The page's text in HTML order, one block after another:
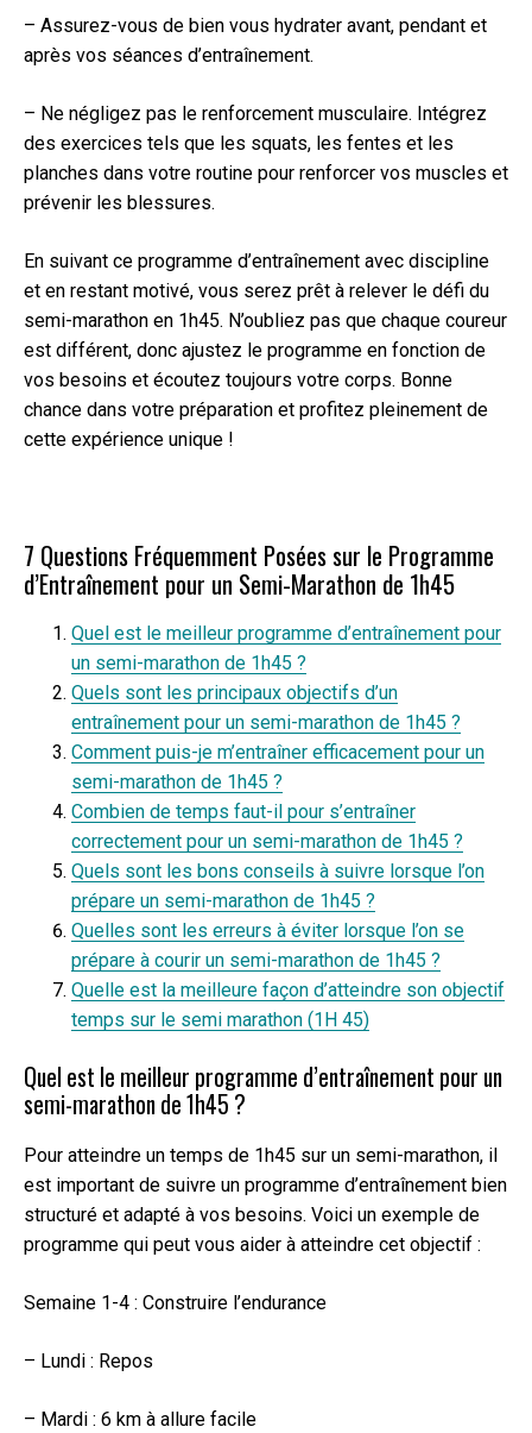
– Assurez-vous de bien vous hydrater avant, pendant et
après vos séances d’entraînement.
– Ne négligez pas le renforcement musculaire. Intégrez
des exercices tels que les squats, les fentes et les
planches dans votre routine pour renforcer vos muscles et
prévenir les blessures.
En suivant ce programme d’entraînement avec discipline
et en restant motivé, vous serez prêt à relever le défi du
semi-marathon en 1h45. N’oubliez pas que chaque coureur
est différent, donc ajustez le programme en fonction de
vos besoins et écoutez toujours votre corps. Bonne
chance dans votre préparation et profitez pleinement de
cette expérience unique !
7 Questions Fréquemment Posées sur le Programme
d’Entraînement pour un Semi-Marathon de 1h45
Quel est le meilleur programme d’entraînement pour
un semi-marathon de 1h45 ?
Quels sont les principaux objectifs d’un
entraînement pour un semi-marathon de 1h45 ?
Comment puis-je m’entraîner efficacement pour un
semi-marathon de 1h45 ?
Combien de temps faut-il pour s’entraîner
correctement pour un semi-marathon de 1h45 ?
Quels sont les bons conseils à suivre lorsque l’on
prépare un semi-marathon de 1h45 ?
Quelles sont les erreurs à éviter lorsque l’on se
prépare à courir un semi-marathon de 1h45 ?
Quelle est la meilleure façon d’atteindre son objectif
temps sur le semi marathon (1H 45)
Quel est le meilleur programme d’entraînement pour un
semi-marathon de 1h45 ?
Pour atteindre un temps de 1h45 sur un semi-marathon, il
est important de suivre un programme d’entraînement bien
structuré et adapté à vos besoins. Voici un exemple de
programme qui peut vous aider à atteindre cet objectif :
Semaine 1-4 : Construire l’endurance
– Lundi : Repos
– Mardi : 6 km à allure facile